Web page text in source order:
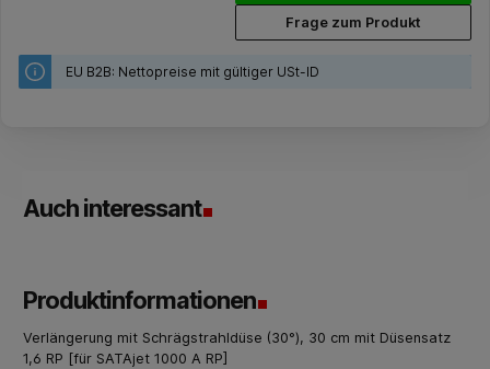
Frage zum Produkt
EU B2B: Nettopreise mit gültiger USt-ID
Auch interessant
Produktinformationen
Verlängerung mit Schrägstrahldüse (30°), 30 cm mit Düsensatz
1,6 RP [für SATAjet 1000 A RP]